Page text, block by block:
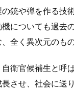
銃や弾を作る技
についても過去
全く異次元のもの
衛官候補生と呼
させ、社会に送